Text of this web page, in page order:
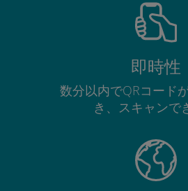
即時性
数分以内でQRコード
き、スキャンで